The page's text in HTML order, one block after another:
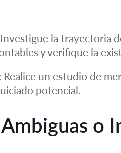
la trayectoria
y verifique la
un estudio de
potencial.
o